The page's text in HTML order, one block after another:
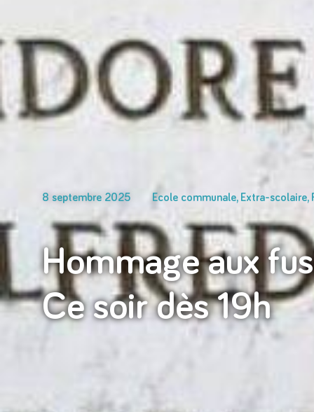
8 septembre 2025 Ecole communale, Extra-scolaire,
Hommage aux
Ce soir dès 19h